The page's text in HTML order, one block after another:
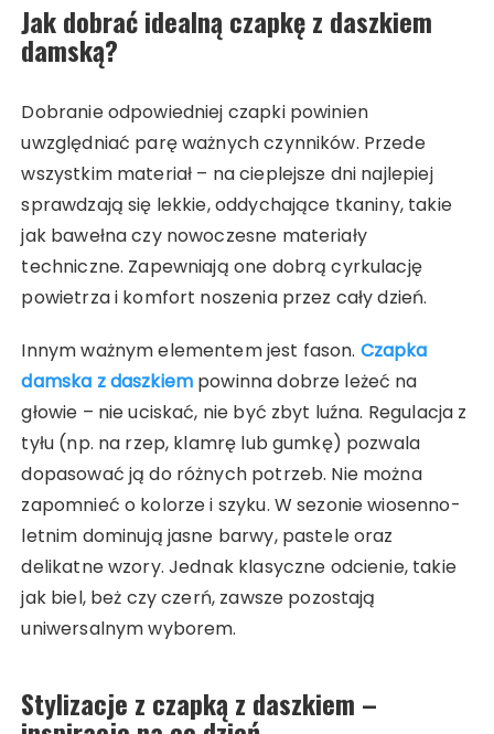
Jak dobrać idealną czapkę z daszkiem
damską?
Dobranie odpowiedniej czapki powinien
uwzględniać parę ważnych czynników. Przede
wszystkim materiał – na cieplejsze dni najlepiej
sprawdzają się lekkie, oddychające tkaniny, takie
jak bawełna czy nowoczesne materiały
techniczne. Zapewniają one dobrą cyrkulację
powietrza i komfort noszenia przez cały dzień.
Innym ważnym elementem jest fason. Czapka
damska z daszkiem powinna dobrze leżeć na
głowie – nie uciskać, nie być zbyt luźna. Regulacja z
tyłu (np. na rzep, klamrę lub gumkę) pozwala
dopasować ją do różnych potrzeb. Nie można
zapomnieć o kolorze i szyku. W sezonie wiosenno-
letnim dominują jasne barwy, pastele oraz
delikatne wzory. Jednak klasyczne odcienie, takie
jak biel, beż czy czerń, zawsze pozostają
uniwersalnym wyborem.
Stylizacje z czapką z daszkiem –